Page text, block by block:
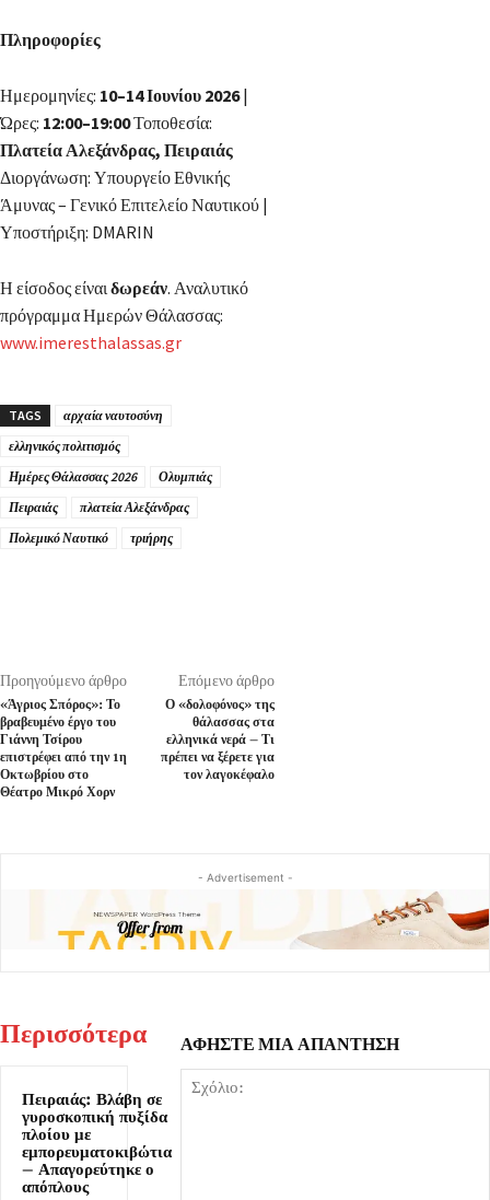
Πληροφορίες
Ημερομηνίες: 10–14 Ιουνίου 2026|
Ώρες: 12:00–19:00Τοποθεσία:
Πλατεία Αλεξάνδρας, Πειραιάς
Διοργάνωση: Υπουργείο Εθνικής
Άμυνας – Γενικό Επιτελείο Ναυτικού |
Υποστήριξη: DMARIN
Η είσοδος είναιδωρεάν. Αναλυτικό
πρόγραμμα Ημερών Θάλασσας:
www.imeresthalassas.gr
TAGS
αρχαία ναυτοσύνη
ελληνικός πολιτισμός
Ημέρες Θάλασσας 2026
Ολυμπιάς
Πειραιάς
πλατεία Αλεξάνδρας
Πολεμικό Ναυτικό
τριήρης
Προηγούμενο άρθρο
«Άγριος Σπόρος»: Το
βραβευμένο έργο του
Γιάννη Τσίρου
επιστρέφει από την 1η
Οκτωβρίου στο
Θέατρο Μικρό Χορν
Επόμενο άρθρο
Ο «δολοφόνος» της
θάλασσας στα
ελληνικά νερά – Τι
πρέπει να ξέρετε για
τον λαγοκέφαλο
- Advertisement -
Περισσότερα
Πειραιάς: Βλάβη σε
γυροσκοπική πυξίδα
πλοίου με
εμπορευματοκιβώτια
– Απαγορεύτηκε ο
απόπλους
ΑΦΗΣΤΕ ΜΙΑ ΑΠΑΝΤΗΣΗ